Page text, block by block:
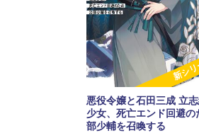
新シ
悪役令嬢と石田三成 立
少女、死亡エンド回避の
部少輔を召喚する